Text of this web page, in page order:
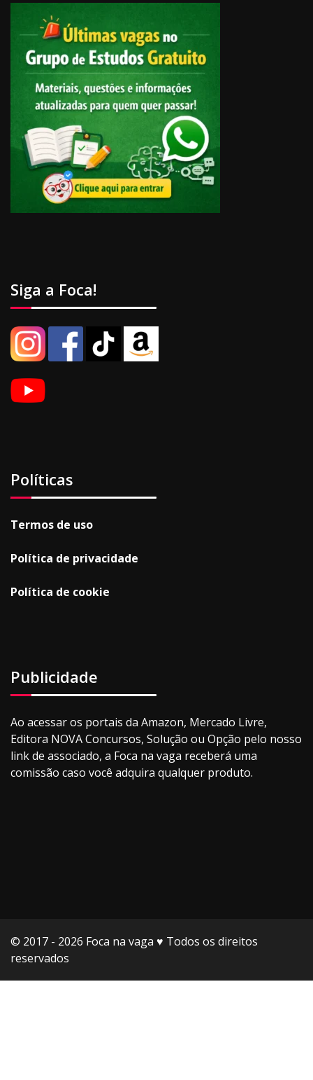
Siga a Foca!
Políticas
Termos de uso
Política de privacidade
Política de cookie
Publicidade
Ao acessar os portais da Amazon, Mercado Livre,
Editora NOVA Concursos, Solução ou Opção pelo nosso
link de associado, a Foca na vaga receberá uma
comissão caso você adquira qualquer produto.
© 2017 - 2026 Foca na vaga ♥️ Todos os direitos
reservados